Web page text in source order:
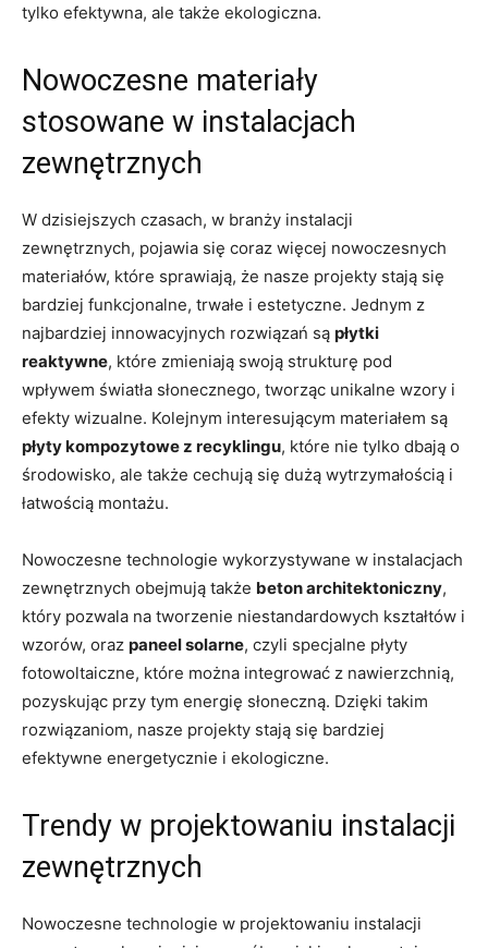
tylko efektywna, ale także ekologiczna.
Nowoczesne materiały
stosowane w instalacjach
zewnętrznych
W dzisiejszych czasach, w branży instalacji
zewnętrznych, pojawia się coraz więcej⁢ nowoczesnych
materiałów, które⁢ sprawiają, że nasze​ projekty stają się
bardziej funkcjonalne, trwałe i estetyczne. Jednym z‍
najbardziej innowacyjnych rozwiązań są płytki
⁢reaktywne, które​ zmieniają ​swoją strukturę ⁢pod
wpływem światła słonecznego,​ tworząc unikalne wzory i
efekty wizualne. Kolejnym interesującym ⁢materiałem są
płyty⁣ kompozytowe z recyklingu, które nie tylko dbają o
środowisko, ale⁢ także cechują się dużą wytrzymałością i
łatwością montażu.
Nowoczesne technologie wykorzystywane w instalacjach
zewnętrznych ⁤obejmują także beton architektoniczny,
⁢który pozwala ⁤na tworzenie⁤ niestandardowych kształtów i​
wzorów, oraz​ paneel ⁢solarne, czyli specjalne płyty⁤
fotowoltaiczne, które można integrować z nawierzchnią,
pozyskując przy tym energię słoneczną.‍ Dzięki‍ takim
rozwiązaniom, nasze projekty stają się ⁢bardziej‍
efektywne ⁢energetycznie i ekologiczne.
Trendy w projektowaniu instalacji
zewnętrznych
Nowoczesne technologie w projektowaniu instalacji